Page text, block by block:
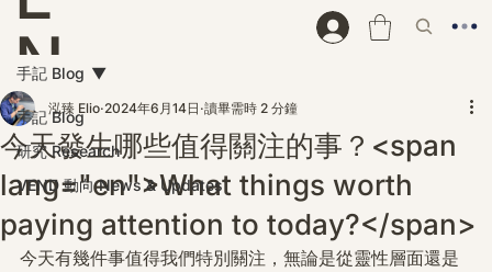
N
D
手記 Blog
研究 Research
VEND 動向 News & Updates
手記 Blog
今天發生哪些值得關注的事？<span
lang="en">What things worth
paying attention to today?</span>
泓臻 Elio 2024年6月14日 讀畢需時 2 分鐘
今天有幾件事值得我們特別關注，無論是從靈性層面還是